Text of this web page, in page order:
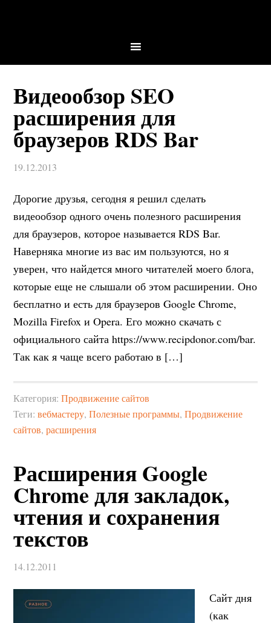
Видеообзор SEO
расширения для
браузеров RDS Bar
19.12.2013
Дорогие друзья, сегодня я решил сделать
видеообзор одного очень полезного расширения
для браузеров, которое называется RDS Bar.
Наверняка многие из вас им пользуются, но я
уверен, что найдется много читателей моего блога,
которые еще не слышали об этом расширении. Оно
бесплатно и есть для браузеров Google Chrome,
Mozilla Firefox и Opera. Его можно скачать с
официального сайта https://www.recipdonor.com/bar.
Так как я чаще всего работаю в […]
Категория:Продвижение сайтов
Теги:вебмастеру,Полезные программы,Продвижение
сайтов,расширения
Расширения Google
Chrome для закладок,
чтения и сохранения
текстов
14.12.2011
Сайт дня
(как